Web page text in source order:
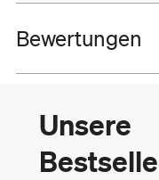
Bewertungen
Unsere